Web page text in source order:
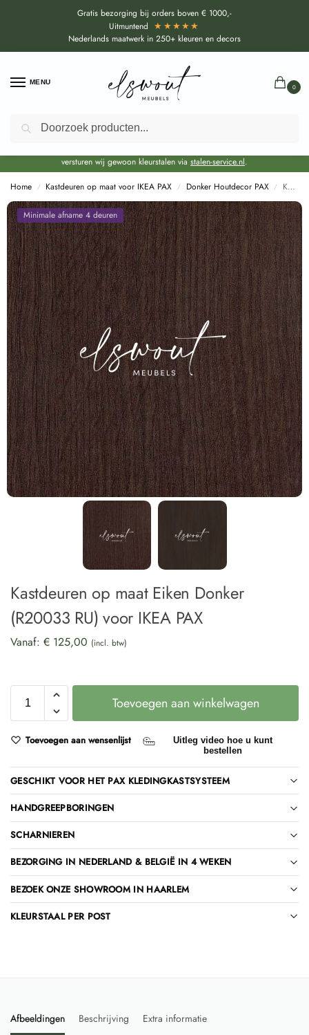
Gratis bezorging bij orders boven € 1000,-
Uitmuntend ★★★★★
Nederlands maatwerk in 250+ kleuren en decors
MENU
0
Door de bouwvakperiode geldt voor alle collecties momenteel een EXTRA
levertijd van circa 3-4 weken bovenop de reguliere levertijd.
versturen wij gewoon kleurstalen via stalen-service.nl.
Home / Kastdeuren op maat voor IKEA PAX / Donker Houtdecor PAX / Kastdeuren op maat Eiken Donker (R20033 RU) voor IKEA PAX
Minimale afname 4 deuren
Kastdeuren op maat Eiken Donker
(R20033 RU) voor IKEA PAX
Vanaf: € 125,00 (incl. btw)
Toevoegen aan winkelwagen
Toevoegen aan wensenlijst
Uitleg video hoe u kunt
bestellen
GESCHIKT VOOR HET PAX KLEDINGKASTSYSTEEM
HANDGREEPBORINGEN
SCHARNIEREN
BEZORGING IN NEDERLAND & BELGIË IN 4 WEKEN
BEZOEK ONZE SHOWROOM IN HAARLEM
KLEURSTAAL PER POST
Afbeeldingen Beschrijving Extra informatie